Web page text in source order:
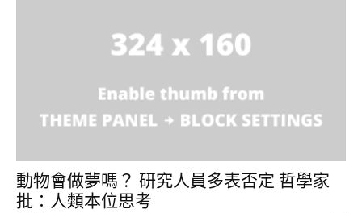
動物會做夢嗎？ 研究人員多表否定 哲學家
批：人類本位思考